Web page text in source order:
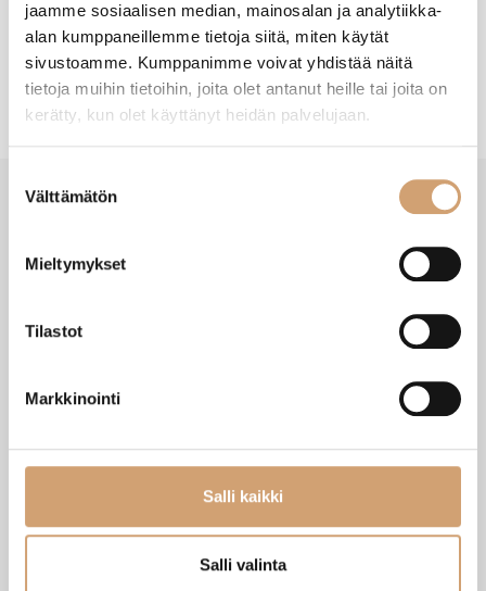
jaamme sosiaalisen median, mainosalan ja analytiikka-
alan kumppaneillemme tietoja siitä, miten käytät
sivustoamme. Kumppanimme voivat yhdistää näitä
tietoja muihin tietoihin, joita olet antanut heille tai joita on
kerätty, kun olet käyttänyt heidän palvelujaan.
valinta
Välttämätön
Mieltymykset
Tilastot
Markkinointi
Salli kaikki
Salli valintaIbili Sushisetti